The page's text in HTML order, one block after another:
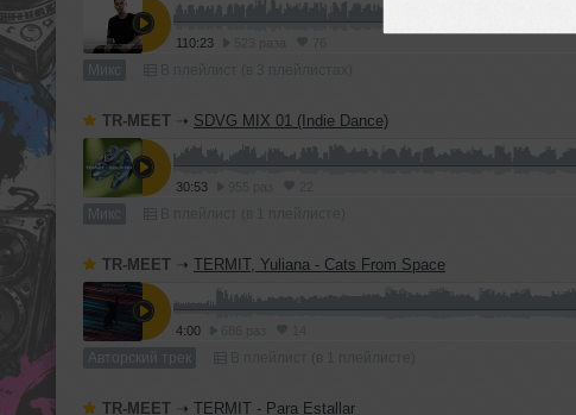
110:23
Микс
TR-MEET ➝ SDVG MIX 01 (Indie Dance)
30:53
Микс
TR-MEET ➝ TERMIT, Yuliana - Cats From Space
4:00
Авторский трек
TR-MEET ➝ TERMIT - Para Estallar